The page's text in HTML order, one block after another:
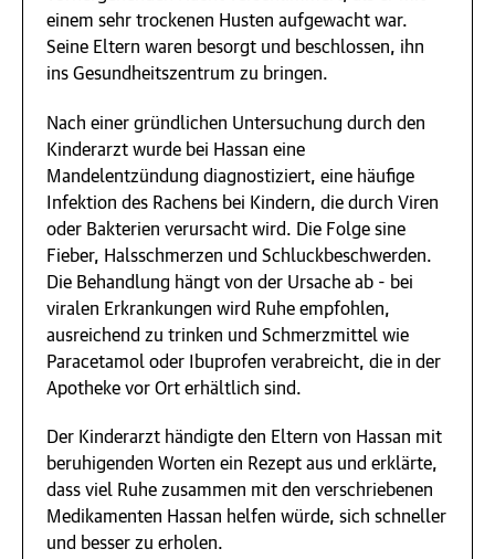
einem sehr trockenen Husten aufgewacht war.
Seine Eltern waren besorgt und beschlossen, ihn
ins Gesundheitszentrum zu bringen.
Nach einer gründlichen Untersuchung durch den
Kinderarzt wurde bei Hassan eine
Mandelentzündung diagnostiziert, eine häufige
Infektion des Rachens bei Kindern, die durch Viren
oder Bakterien verursacht wird. Die Folge sine
Fieber, Halsschmerzen und Schluckbeschwerden.
Die Behandlung hängt von der Ursache ab - bei
viralen Erkrankungen wird Ruhe empfohlen,
ausreichend zu trinken und Schmerzmittel wie
Paracetamol oder Ibuprofen verabreicht, die in der
Apotheke vor Ort erhältlich sind.
Der Kinderarzt händigte den Eltern von Hassan mit
beruhigenden Worten ein Rezept aus und erklärte,
dass viel Ruhe zusammen mit den verschriebenen
Medikamenten Hassan helfen würde, sich schneller
und besser zu erholen.